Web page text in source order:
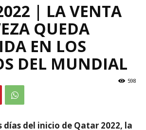
| LA VENTA
QUEDA
EN LOS
DEL MUNDIAL
598
días del inicio de Qatar 2022, la